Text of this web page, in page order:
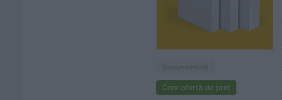
Documentaţii
Cere ofertă de preț